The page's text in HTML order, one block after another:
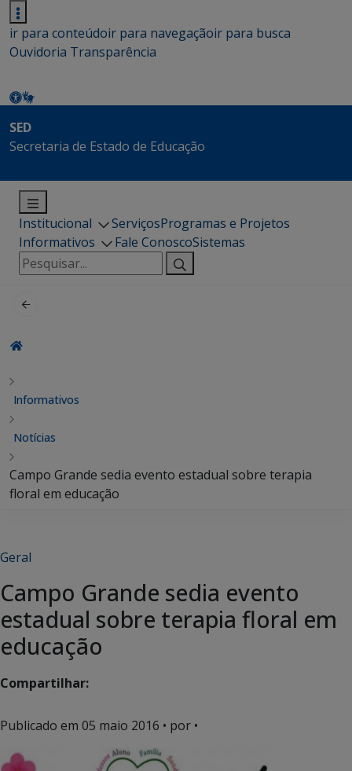
ir para conteúdoir para navegaçãoir para busca
Ouvidoria Transparência
SED
Secretaria de Estado de Educação
Institucional ServiçosProgramas e Projetos
Informativos
Fale ConoscoSistemas
Pesquisar
por:
Informativos
Notícias
Campo Grande sedia evento estadual sobre terapia
floral em educação
Geral
Campo Grande sedia evento
estadual sobre terapia floral em
educação
Compartilhar:
Publicado em 05 maio 2016 • por •